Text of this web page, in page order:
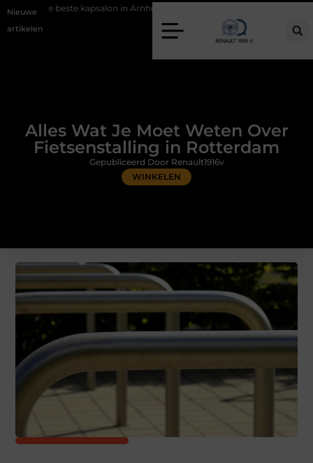
Nieuwe
artikelen
in Arnhem: meer dan alleen een knipbeurt
Alles Wat Je Moet Weten Over
Fietsenstalling in Rotterdam
WINKELEN
Gepubliceerd Door Renault1916v